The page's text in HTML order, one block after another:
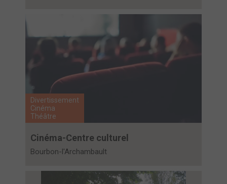
Divertissement
Cinéma
Théâtre
Cinéma-Centre culturel
Bourbon-l'Archambault